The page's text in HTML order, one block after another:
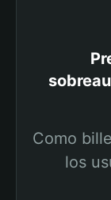
Como
los